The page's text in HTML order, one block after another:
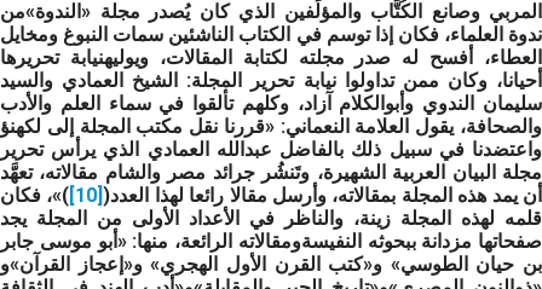
المربي وصانع الكُتَّاب والمؤلِّفين الذي كان يُصدر مجلة «الندوة»من
ندوة العلماء، فكان إذا توسم في الكتاب الناشئين سمات النبوغ ومخايل
العطاء، أفسح له صدر مجلته لكتابة المقالات، ويوليهنيابة تحريرها
أحيانا، وكان ممن تداولوا نيابة تحرير المجلة: الشيخ العمادي والسيد
سليمان الندوي وأبوالكلام آزاد، وكلهم تألقوا في سماء العلم والأدب
والصحافة، يقول العلامة النعماني: «قررنا نقل مكتب المجلة إلى لكهنؤ
واعتضدنا في سبيل ذلك بالفاضل عبدالله العمادي الذي يرأس تحرير
مجلة البيان العربية الشهيرة، وتَنشُر جرائد مصر والشام مقالاته، تعهَّد
أن يمد هذه المجلة بمقالاته، وأرسل مقالا رائعا لهذا العدد(
)»، فكان
قلمه لهذه المجلة زينة، والناظر في الأعداد الأولى من المجلة يجد
صفحاتها مزدانة ببحوثه النفيسةومقالاته الرائعة، منها: «أبو موسى جابر
بن حيان الطوسي» و«كتب القرن الأول الهجري» و«إعجاز القرآن»و